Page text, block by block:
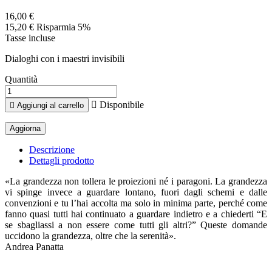
16,00 €
15,20 € Risparmia 5%
Tasse incluse
Dialoghi con i maestri invisibili
Quantità
 Aggiungi al carrello  Disponibile
Descrizione
Dettagli prodotto
«La grandezza non tollera le proiezioni né i paragoni. La grandezza
vi spinge invece a guardare lontano, fuori dagli schemi e dalle
convenzioni e tu l’hai accolta ma solo in minima parte, perché come
fanno quasi tutti hai continuato a guardare indietro e a chiederti “E
se sbagliassi a non essere come tutti gli altri?” Queste domande
uccidono la grandezza, oltre che la serenità».
Andrea Panatta